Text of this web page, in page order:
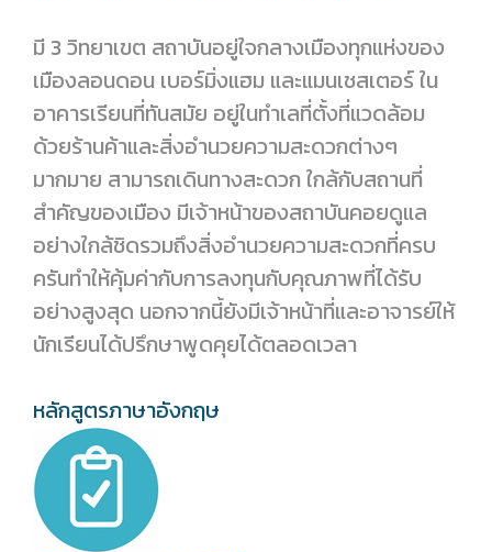
มี 3 วิทยาเขต สถาบันอยู่ใจกลางเมืองทุกแห่งของ
เมืองลอนดอน เบอร์มิ่งแฮม และแมนเชสเตอร์ ใน
อาคารเรียนที่ทันสมัย อยู่ในทำเลที่ตั้งที่แวดล้อม
ด้วยร้านค้าและสิ่งอำนวยความสะดวกต่างๆ
มากมาย สามารถเดินทางสะดวก ใกล้กับสถานที่
สำคัญของเมือง มีเจ้าหน้าของสถาบันคอยดูแล
อย่างใกล้ชิดรวมถึงสิ่งอำนวยความสะดวกที่ครบ
ครันทำให้คุ้มค่ากับการลงทุนกับคุณภาพที่ได้รับ
อย่างสูงสุด นอกจากนี้ยังมีเจ้าหน้าที่และอาจารย์ให้
นักเรียนได้ปรึกษาพูดคุยได้ตลอดเวลา
หลักสูตรภาษาอังกฤษ